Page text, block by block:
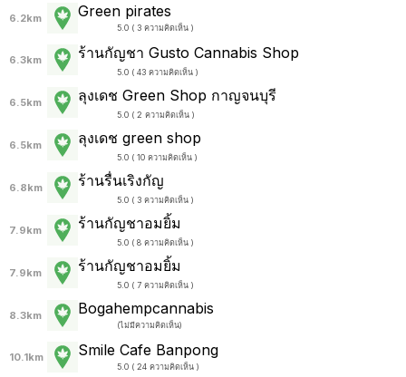
6.2km Green pirates
5.0 ( 3 ความคิดเห็น )
6.3km ร้านกัญชา Gusto Cannabis Shop
5.0 ( 43 ความคิดเห็น )
6.5km ลุงเดช Green Shop กาญจนบุรี
5.0 ( 2 ความคิดเห็น )
6.5km ลุงเดช green shop
5.0 ( 10 ความคิดเห็น )
6.8km ร้านรื่นเริงกัญ
5.0 ( 3 ความคิดเห็น )
7.9km ร้านกัญชาอมยิ้ม
5.0 ( 8 ความคิดเห็น )
7.9km ร้านกัญชาอมยิ้ม
5.0 ( 7 ความคิดเห็น )
8.3km Bogahempcannabis
(ไม่มีความคิดเห็น)
10.1km Smile Cafe Banpong
5.0 ( 24 ความคิดเห็น )